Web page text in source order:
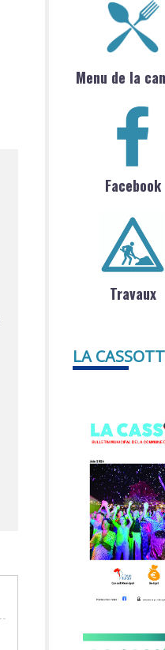
Menu de la
Facebook
Travaux
LA